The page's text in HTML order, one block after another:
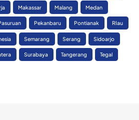
Makassar Malang Medan
Pekanbaru Pontianak RIau
Semarang Serang Sidoarjo
Surabaya Tangerang Tegal